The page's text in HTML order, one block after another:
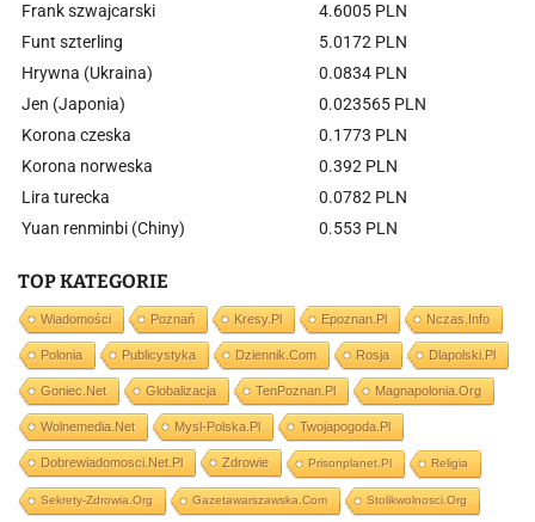
Frank szwajcarski
4.6005 PLN
Funt szterling
5.0172 PLN
Hrywna (Ukraina)
0.0834 PLN
Jen (Japonia)
0.023565 PLN
Korona czeska
0.1773 PLN
Korona norweska
0.392 PLN
Lira turecka
0.0782 PLN
Yuan renminbi (Chiny)
0.553 PLN
TOP KATEGORIE
Wiadomości Poznań Kresy.pl Epoznan.pl Nczas.info
Polonia Publicystyka Dziennik.com Rosja Dlapolski.pl
Goniec.net Globalizacja TenPoznan.pl Magnapolonia.org
Wolnemedia.net Mysl-Polska.pl Twojapogoda.pl
Dobrewiadomosci.net.pl Zdrowie Prisonplanet.pl Religia
Sekrety-Zdrowia.org Gazetawarszawska.com Stolikwolnosci.org